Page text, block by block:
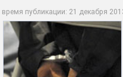
время публикации: 21 декабря
Экс-игрок НБА украл в
Global Look Press